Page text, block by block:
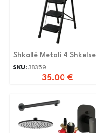
Shkallë Metali 4 Shkelse
T0104
SKU:38359
35.00 €